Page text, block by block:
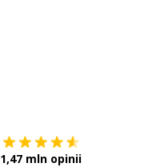
1,47 mln opinii